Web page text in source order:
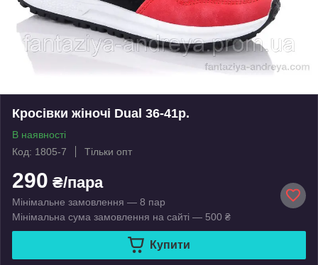
Кросівки жіночі Dual 36-41р.
В наявності
Код: 1805-7
Тільки опт
290 ₴/пара
Мінімальне замовлення — 8 пар
Мінімальна сума замовлення на сайті — 500 ₴
Купити